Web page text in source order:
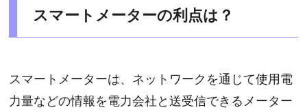
スマートメーターの利点は？
スマートメーターは、ネットワークを通じて使用電
力量などの情報を電力会社と送受信できるメーター